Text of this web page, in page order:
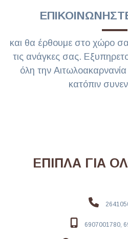
και θα έρθουμε στο χώρο
τις ανάγκες σας.
όλη την
κατόπιν
ΕΠΙΠΛΑ ΓΙΑ
6907001780,